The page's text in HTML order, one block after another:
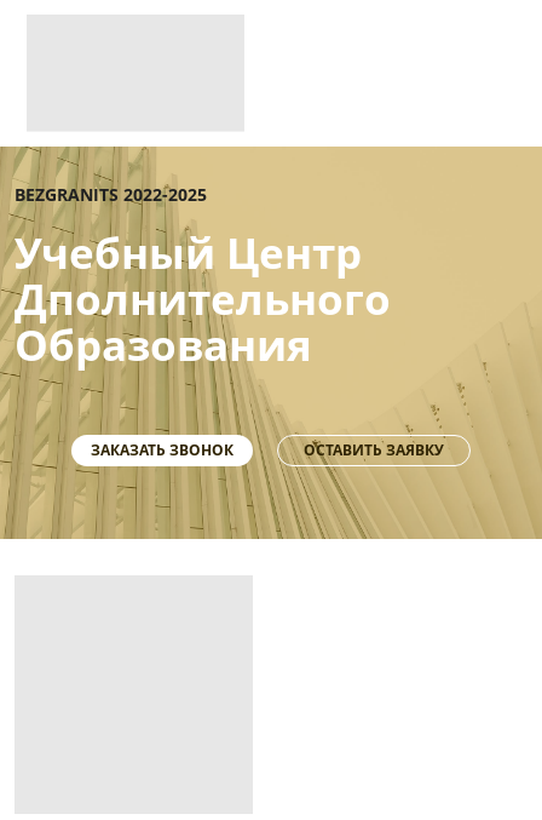
BEZGRANITS 2022-2025
Учебный Центр
Дполнительного
Образования
ЗАКАЗАТЬ ЗВОНОК ОСТАВИТЬ ЗАЯВКУ